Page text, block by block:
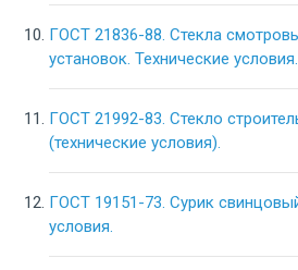
ГОСТ 21836-88. Стекла
установок. Технические условия.
ГОСТ 21992-83. Стекло
(технические условия).
ГОСТ 19151-73. Сурик
условия.